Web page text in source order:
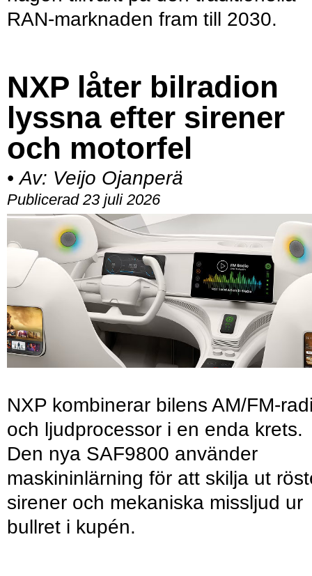
RAN-marknaden fram till 2030.
NXP låter bilradion
lyssna efter sirener
och motorfel
• Av: Veijo Ojanperä
Publicerad 23 juli 2026
NXP kombinerar bilens AM/FM-
och ljudprocessor i en enda krets.
Den nya SAF9800 använder
maskininlärning för att skilja ut
sirener och mekaniska missljud ur
bullret i kupén.